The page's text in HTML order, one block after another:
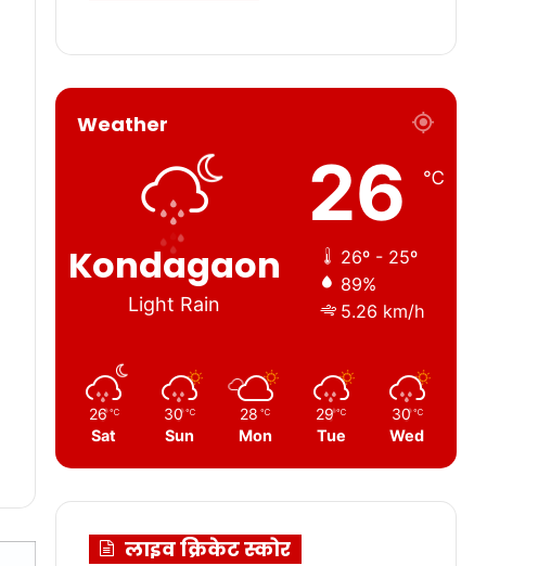
Weather
Kondagaon
Light Rain
26 ℃
26º - 25º
89%
5.26 km/h
26 ℃
Sat
30 ℃
Sun
28 ℃
Mon
29 ℃
Tue
30 ℃
Wed
लाइव क्रिकेट स्कोर